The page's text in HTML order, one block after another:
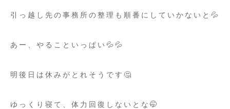
引っ越し先の事務所の整理も順番にしていかないと💦
あー、やることいっぱい💦💦
明後日は休みがとれそうです🤔
ゆっくり寝て、体力回復しないとな🤭